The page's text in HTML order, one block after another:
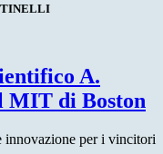
A.
MIT di Boston
innovazione per i vincitori